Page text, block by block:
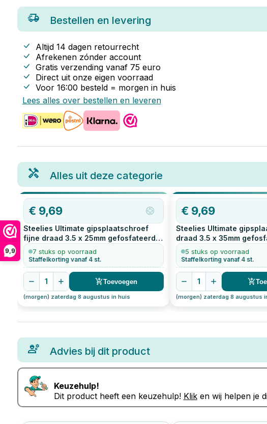
9,9
Bestellen en levering
Altijd 14 dagen retourrecht
Afrekenen zónder account
Gratis verzending vanaf 75 euro
Direct uit onze eigen voorraad
Voor 16:00 besteld = morgen in huis
Lees alles over bestellen en leveren
Alles uit deze categorie
€ 9,69
Steelies Ultimate gipsplaatschroef
fijne draad 3.5 x 25mm gefosfateerd
1000
stuks
7 stuks op voorraad
Staffelkorting vanaf 4 st.
1 Toevoegen
(morgen) zaterdag 8 augustus in huis
€ 9,69
Steelies Ultimate
draad 3.5 x 35mm
stuks5 stuks op voorraad
Staffelkorting vanaf 4 st.
1
(morgen) zaterdag 8 augustus
Advies bij dit product
Keuzehulp!
Dit product heeft een keuzehulp! Kliken wij helpen je